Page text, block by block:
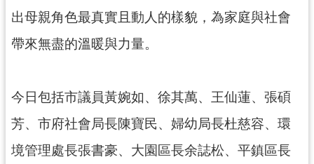
全
政
策
網
站
料
出母親角色最真實且動人的樣貌，為家庭與社會
帶來無盡的溫暖與力量。
今日包括市議員黃婉如、徐其萬、王仙蓮、張碩
芳、市府社會局長陳寶民、婦幼局長杜慈容、環
境管理處長張書豪、大園區長余誌松、平鎮區長